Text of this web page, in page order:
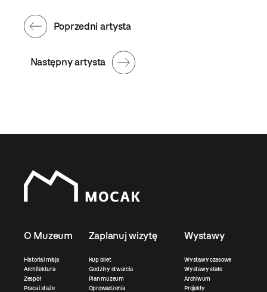
Następny artysta
Poprzedni artysta
O Muzeum
Historia i misja
Architektura
Zespół
Praca i staże
Zaplanuj wizytę
Kup bilet
Godziny otwarcia
Plan muzeum
Oprowadzenia
Wystawy
Wystawy czasowe
Wystawy stałe
Archiwum
Projekty